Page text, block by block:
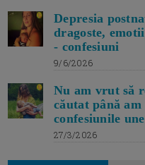
Depresia
dragoste,
- confesiuni
9/6/2026
Nu am vrut să
căutat până
confesiunile
27/3/2026